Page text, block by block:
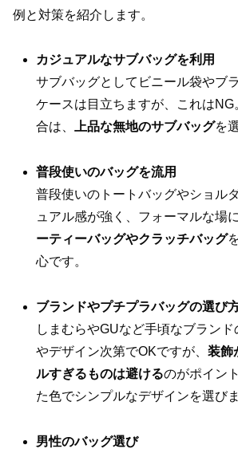
例と対策を紹介します。
カジュアルなサブバッグを利用
サブバッグとしてビニール袋やブ
ケースは目立ちますが、これは
合は、
上品な無地のサブバッグを
普段使いのバッグを流用
普段使いのトートバッグやショル
ュアル感が強く、フォーマルな場
ーティーバッグやクラッチバッグ
心です。
ブランドやプチプラバッグの選び
しまむらやGUなど手頃なブラン
やデザイン次第でOKですが、装飾
ルすぎるものは避けるのがポイン
た色でシンプルなデザインを選び
男性のバッグ選び